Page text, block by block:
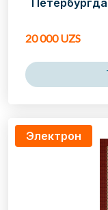
20 000 UZS
Электрон